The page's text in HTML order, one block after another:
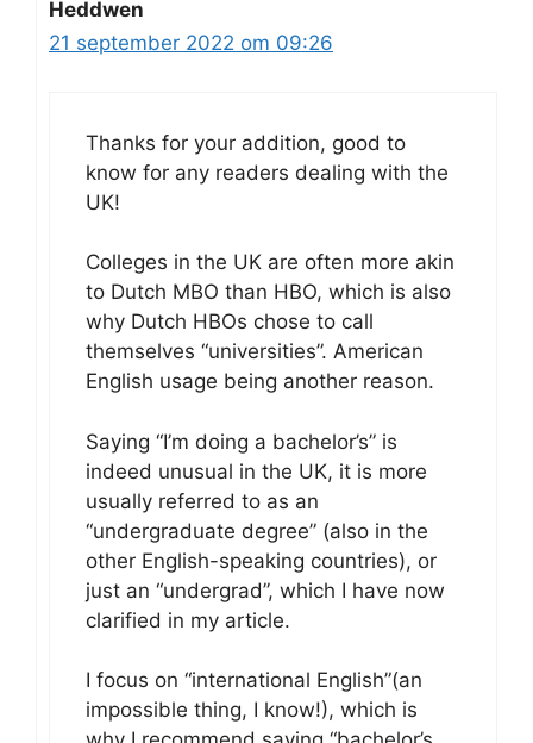
Heddwen
21 september 2022 om 09:26
Thanks for your addition, good to
know for any readers dealing with the
UK!
Colleges in the UK are often more akin
to Dutch MBO than HBO, which is also
why Dutch HBOs chose to call
themselves “universities”. American
English usage being another reason.
Saying “I’m doing a bachelor’s” is
indeed unusual in the UK, it is more
usually referred to as an
“undergraduate degree” (also in the
other English-speaking countries), or
just an “undergrad”, which I have now
clarified in my article.
I focus on “international English”(an
impossible thing, I know!), which is